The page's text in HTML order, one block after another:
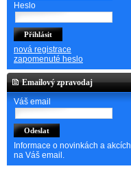
Heslo
nová registrace
zapomenuté heslo
Emailový zpravodaj
Váš email
Informace o novinkách a akcích
na Váš email.